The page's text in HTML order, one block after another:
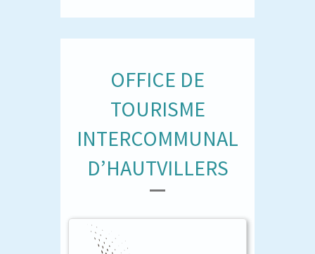
OFFICE DE
TOURISME
INTERCOMMUNAL
D’HAUTVILLERS